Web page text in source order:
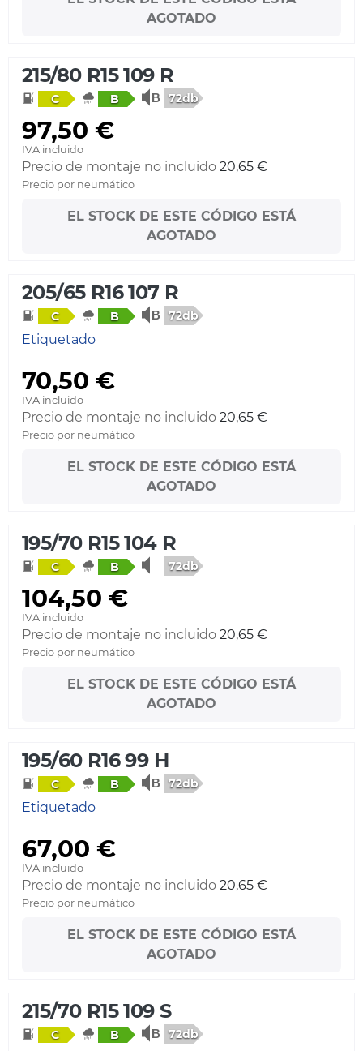
AGOTADO
215/80 R15 109 R
C B 72db
97,50 €
IVA incluido
Precio de montaje no incluido 20,65 €
Precio por neumático
EL STOCK DE ESTE CÓDIGO ESTÁ
AGOTADO
205/65 R16 107 R
C B 72db
Etiquetado
70,50 €
IVA incluido
Precio de montaje no incluido 20,65 €
Precio por neumático
EL STOCK DE ESTE CÓDIGO ESTÁ
AGOTADO
195/70 R15 104 R
C B 72db
104,50 €
IVA incluido
Precio de montaje no incluido 20,65 €
Precio por neumático
EL STOCK DE ESTE CÓDIGO ESTÁ
AGOTADO
195/60 R16 99 H
C B 72db
Etiquetado
67,00 €
IVA incluido
Precio de montaje no incluido 20,65 €
Precio por neumático
EL STOCK DE ESTE CÓDIGO ESTÁ
AGOTADO
215/70 R15 109 S
C B 72db